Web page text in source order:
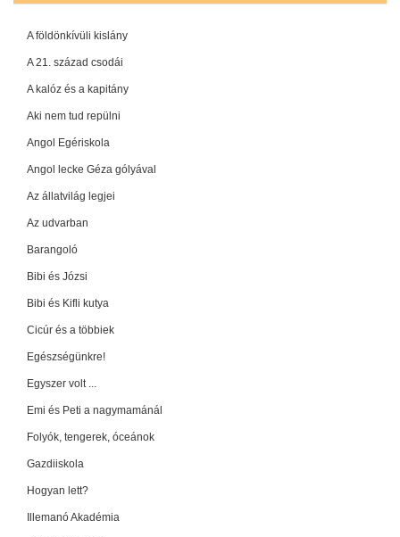
A földönkívüli kislány
A 21. század csodái
A kalóz és a kapitány
Aki nem tud repülni
Angol Egériskola
Angol lecke Géza gólyával
Az állatvilág legjei
Az udvarban
Barangoló
Bibi és Józsi
Bibi és Kifli kutya
Cicúr és a többiek
Egészségünkre!
Egyszer volt ...
Emi és Peti a nagymamánál
Folyók, tengerek, óceánok
Gazdiiskola
Hogyan lett?
Illemanó Akadémia